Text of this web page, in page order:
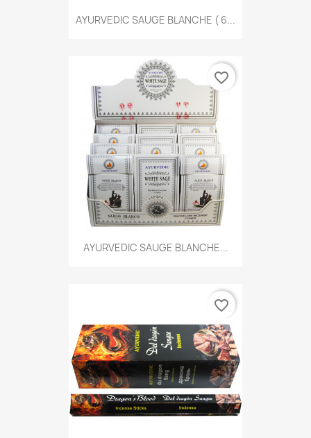
AYURVEDIC SAUGE BLANCHE ( 6...
AYURVEDIC SAUGE BLANCHE...
favorite_border
favorite_border